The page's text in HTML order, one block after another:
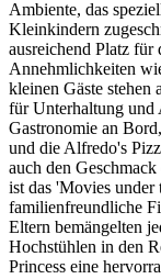
Ambiente, das
Kleinkindern
ausreichend Platz
Annehmlichkeiten
kleinen Gäste stehen
für Unterhaltung und
Gastronomie an
und die Alfredo's
auch den
ist das 'Movies under
familienfreundliche
Eltern bemängelten
Hochstühlen in den
Princess eine